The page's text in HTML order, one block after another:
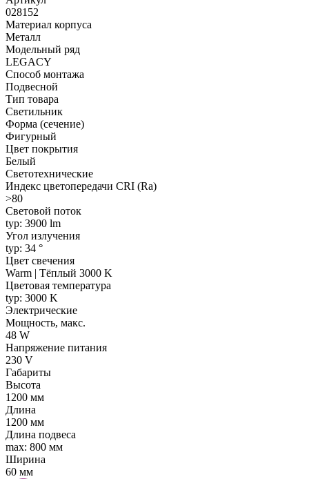
028152
Материал корпуса
Металл
Модельный ряд
LEGACY
Способ монтажа
Подвесной
Тип товара
Светильник
Форма (сечение)
Фигурный
Цвет покрытия
Белый
Светотехнические
Индекс цветопередачи CRI (Ra)
>80
Световой поток
typ: 3900 lm
Угол излучения
typ: 34 °
Цвет свечения
Warm | Тёплый 3000 K
Цветовая температура
typ: 3000 K
Электрические
Мощность, макс.
48 W
Напряжение питания
230 V
Габариты
Высота
1200 мм
Длина
1200 мм
Длина подвеса
max: 800 мм
Ширина
60 мм